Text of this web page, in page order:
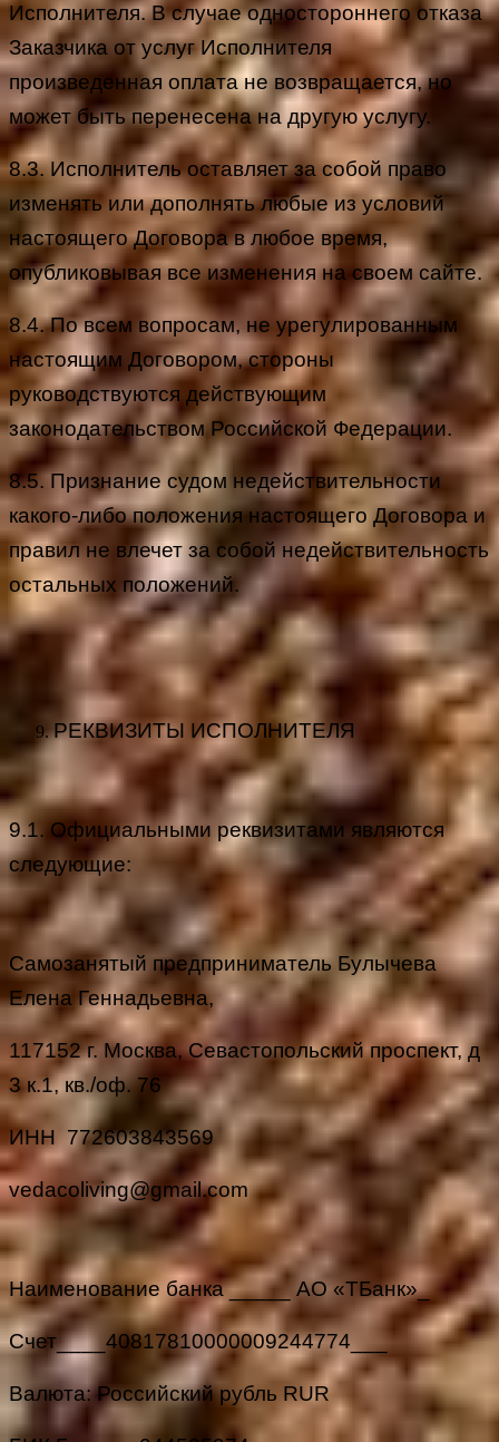
Исполнителя. В случае одностороннего отказа
Заказчика от услуг Исполнителя
произведенная оплата не возвращается, но
может быть перенесена на другую услугу.
8.3. Исполнитель оставляет за собой право
изменять или дополнять любые из условий
настоящего Договора в любое время,
опубликовывая все изменения на своем сайте.
8.4. По всем вопросам, не урегулированным
настоящим Договором, стороны
руководствуются действующим
законодательством Российской Федерации.
8.5. Признание судом недействительности
какого-либо положения настоящего Договора и
правил не влечет за собой недействительность
остальных положений.
РЕКВИЗИТЫ ИСПОЛНИТЕЛЯ
9.1. Официальными реквизитами являются
следующие:
Самозанятый предприниматель Булычева
Елена Геннадьевна,
117152 г. Москва, Севастопольский проспект, д
3 к.1, кв./оф. 76
ИНН 772603843569
vedacoliving@gmail.com
Наименование банка _____ АО «ТБанк»_
Счет____40817810000009244774___
Валюта: Российский рубль RUR